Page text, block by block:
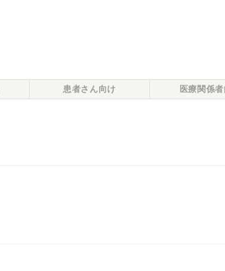
患者さん向け 医療関係